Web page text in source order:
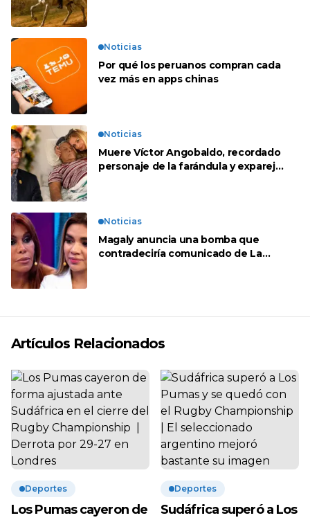
Noticias
Por qué los peruanos compran cada
vez más en apps chinas
Noticias
Muere Víctor Angobaldo, recordado
personaje de la farándula y expareja
Noticias
Magaly anuncia una bomba que
contradeciría comunicado de La
Artículos Relacionados
Deportes
Los Pumas cayeron de
Deportes
Sudáfrica superó a Los